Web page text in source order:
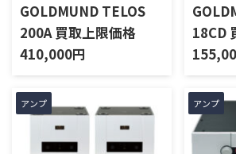
GOLDMUND TELOS
200A 買取上限価格
410,000円
18CD
アンプ アンプ